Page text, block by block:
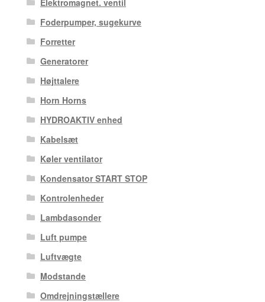
Foderpumper, sugekurve
Forretter
Generatorer
Højttalere
Horn Horns
HYDROAKTIV enhed
Kabelsæt
Køler ventilator
Kondensator START STOP
Kontrolenheder
Lambdasonder
Luft pumpe
Luftvægte
Modstande
Omdrejningstællere